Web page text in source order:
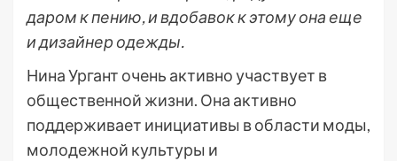
даром к пению, и вдобавок к этому она еще
и дизайнер одежды.
Нина Ургант очень активно участвует в
общественной жизни. Она активно
поддерживает инициативы в области моды,
молодежной культуры и